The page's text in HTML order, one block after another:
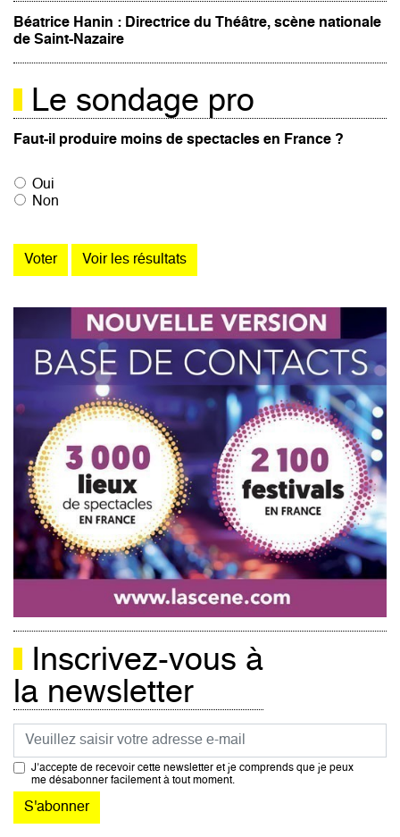
Béatrice Hanin : Directrice du Théâtre, scène nationale
de Saint-Nazaire
Le sondage pro
Faut-il produire moins de spectacles en France ?
Oui
Non
Inscrivez-vous à
la newsletter
Courriel
J’accepte de recevoir cette newsletter et je comprends que je peux
me désabonner facilement à tout moment.